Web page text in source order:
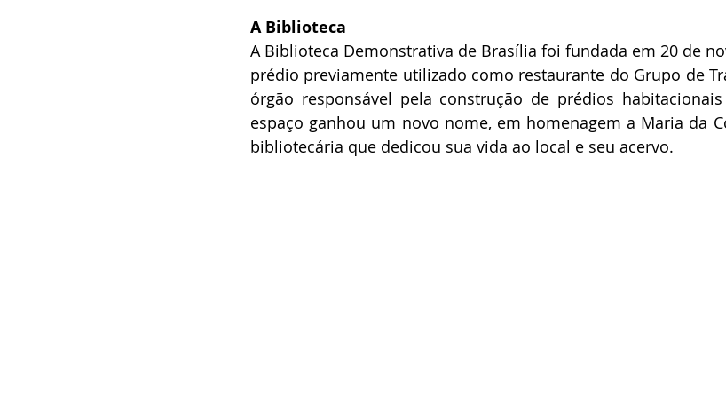
A Biblioteca
A Biblioteca Demonstrativa de Brasília foi fundada em 20 de
prédio previamente utilizado como restaurante do Grupo de
órgão responsável pela construção de prédios
espaço ganhou um novo nome, em homenagem a Maria da
bibliotecária que dedicou sua vida ao local e seu acervo.